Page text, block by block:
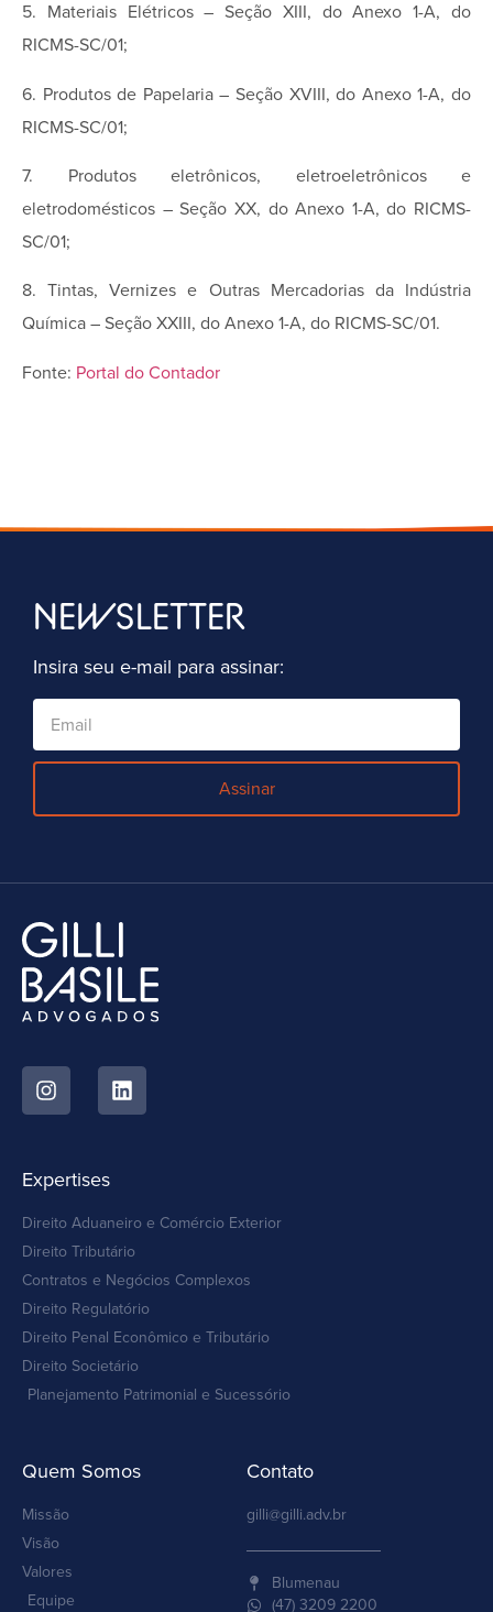
5. Materiais Elétricos – Seção XIII, do Anexo 1-A, do
RICMS-SC/01;
6. Produtos de Papelaria – Seção XVIII, do Anexo 1-A, do
RICMS-SC/01;
7. Produtos eletrônicos, eletroeletrônicos e
eletrodomésticos – Seção XX, do Anexo 1-A, do RICMS-
SC/01;
8. Tintas, Vernizes e Outras Mercadorias da Indústria
Química – Seção XXIII, do Anexo 1-A, do RICMS-SC/01.
Fonte: Portal do Contador
NEWSLETTER
Insira seu e-mail para assinar:
Assinar
Expertises
Direito Aduaneiro e Comércio Exterior
Direito Tributário
Contratos e Negócios Complexos
Direito Regulatório
Direito Penal Econômico e Tributário
Direito Societário
Planejamento Patrimonial e Sucessório
Quem Somos
Missão
Visão
Valores
Equipe
Contato
gilli@gilli.adv.br
Blumenau
(47) 3209 2200